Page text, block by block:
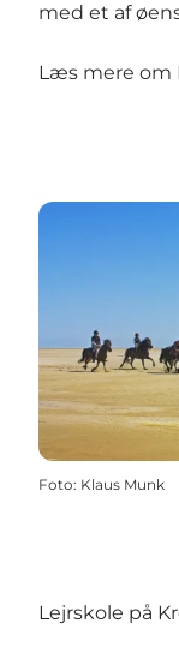
med et af
Læs mere om
Foto: Klaus Munk
Lejrskole på